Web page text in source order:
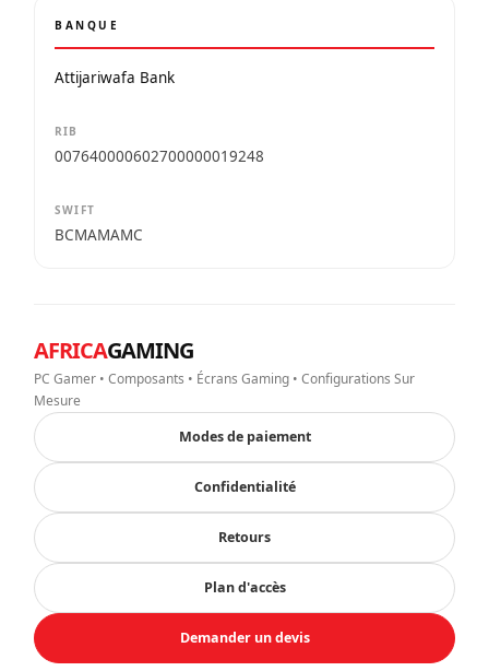
BANQUE
Attijariwafa Bank
RIB
007640000602700000019248
SWIFT
BCMAMAMC
AFRICAGAMING
PC Gamer • Composants • Écrans Gaming • Configurations Sur
Mesure
Modes de paiement
Confidentialité
Retours
Plan d'accès
Demander un devis